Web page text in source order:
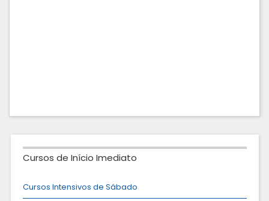
Cursos de Início Imediato
Cursos Intensivos de Sábado